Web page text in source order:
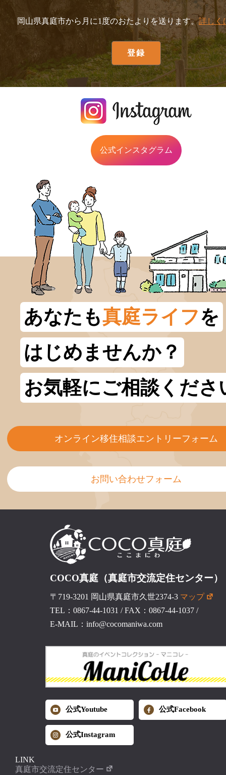
岡山県真庭市から月に1度のおたよりを送ります。詳しく
公式インスタグラム
あなたも真庭ライフを
はじめませんか？
お気軽にご相談くださ
オンライン移住相談エントリーフォーム
お問い合わせフォーム
COCO真庭（真庭市交流定住センター）
〒719-3201 岡山県真庭市久世2374-3 マップ
TEL：0867-44-1031 /FAX：0867-44-1037/
E-MAIL：info@cocomaniwa.com
公式Youtube 公式Facebook
公式Instagram
LINK
真庭市交流定住センター